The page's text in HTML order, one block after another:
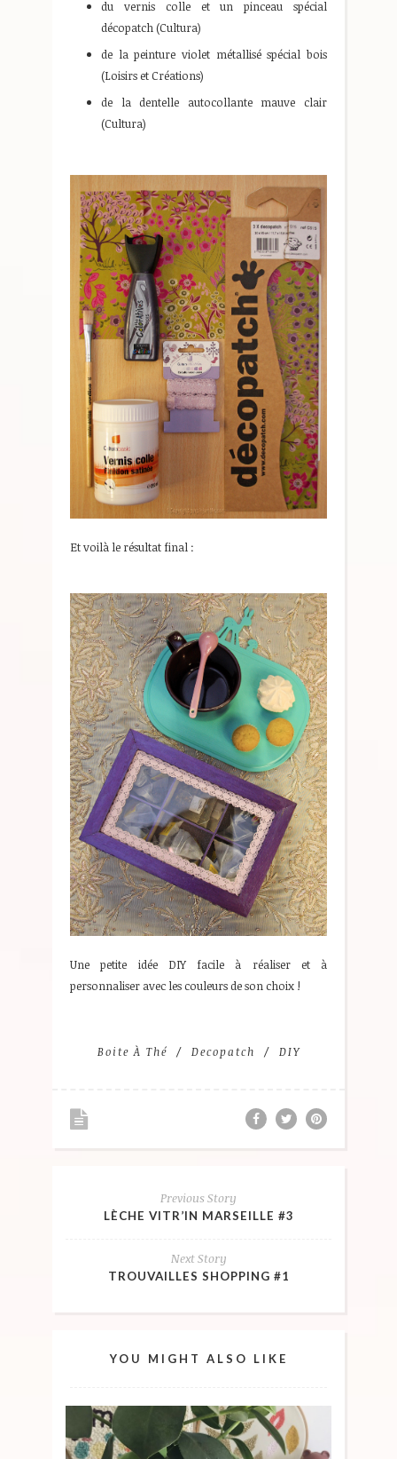
du vernis colle et un pinceau spécial
décopatch (Cultura)
de la peinture violet métallisé spécial bois
(Loisirs et Créations)
de la dentelle autocollante mauve clair
(Cultura)
Et voilà le résultat final :
Une petite idée DIY facile à réaliser et à
personnaliser avec les couleurs de son choix !
Boite À Thé Decopatch DIY
Previous Story
LÈCHE VITR’IN MARSEILLE #3
Next Story
TROUVAILLES SHOPPING #1
YOU MIGHT ALSO LIKE